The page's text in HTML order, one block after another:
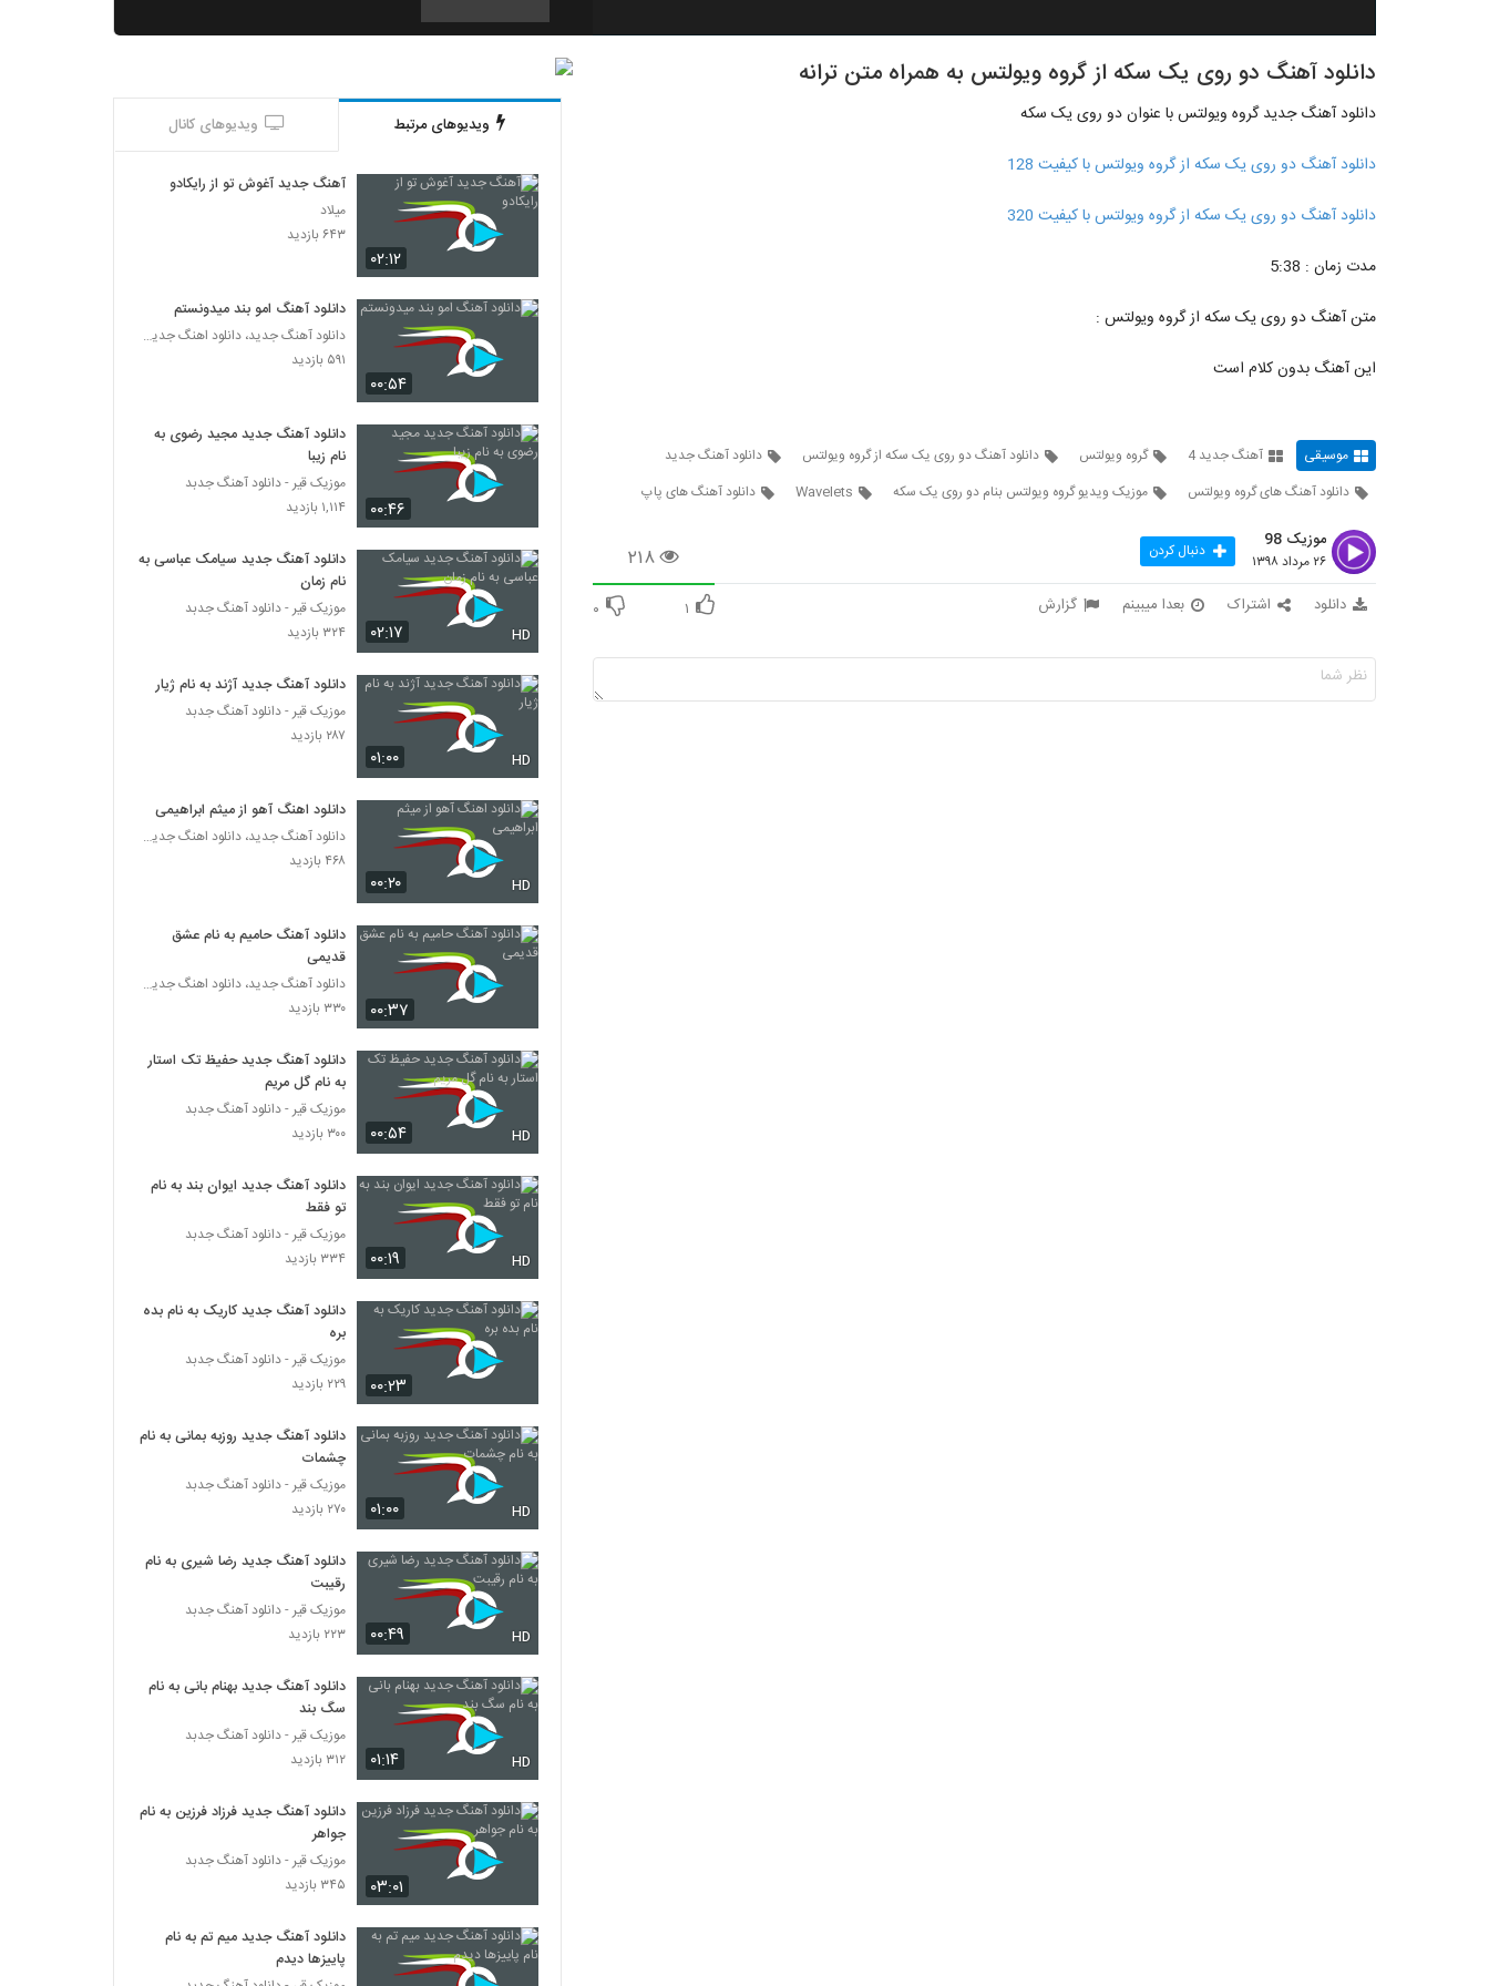
5690
آهنگ علیبی بنام محکم (به همراه رض)
دانلود آهنگ بهزاد لیتو طول میکشه تایپ (به
همراه ویلسون)
۳۹۸ بازدید
موزیک زیبای ضد ضربه(به همراه پیشرو) از میلاد
اس
آهنگ شاهین سلیمانی بنام صبوری
۲۲۵ بازدید
Javad Shaygan Harfaye Bachegoone
۲۴۰ بازدید
موزیک زیبای مغرور لعنتی از هادی قاسمی
دانلود آهنگ جدید و زیبای بهادر طوافچیان با نام
تو یار منی
۲۴۷ بازدید
۲۳۹ بازدید
موزیک زیبای جان جانان از امیرحسین اسماعیلی
۲۸۵ بازدید
حامد غفاری آهنگ یه تنه
۲۶۹ بازدید
نام شوخی نکن
۲۳۰ بازدید
محسن رهام آهنگ رسم عاشقی
۲۶۱ بازدید
آهنگ غربت از بیژن نظری(پاپ)
۳۴۰ بازدید
دانلود آهنگ ریسمان همه چی رو نرومه (به
همراه مصداق)
۲۳۱ بازدید
دانلود آهنگ طول میکشه تایپ (به همراه لیتو)
از ویلسون
۲۵۴ بازدید
موزیک زیبای کجایی دادا (به همراه خلوت) از
شایع
۶۳۶ بازدید
دانلود آهنگ شل تکون (به همراه تیک تاک) از
سپهر خلسه
۴۰۷ بازدید
آهنگ 2 سال (به همراه اکتاو) از سیجل(پاپ)
۲۶۰ بازدید
اکتاو آهنگ 2 سال (به همراه سیجل)
موزیک زیبای یه بار (به همراه شایع) از یاسین
ترکی
۳۳۴ بازدید
دانلود آهنگ جدید و زیبای شایع با نام یه بار (به
همراه یاسین ترکی)
دانلود آهنگ دو روی یک سکه از گروه ویولتس به همراه متن ترانه
دانلود آهنگ جدید گروه ویولتس با عنوان دو روی یک سکه
دانلود آهنگ دو روی یک سکه از گروه ویولتس با کیفیت 128
دانلود آهنگ دو روی یک سکه از گروه ویولتس با کیفیت 320
مدت زمان : 5:38
متن آهنگ دو روی یک سکه از گروه ویولتس :
این آهنگ بدون کلام است
موسیقی آهنگ جدید 4 گروه ویولتس دانلود آهنگ دو روی یک سکه از گروه ویولتس
دانلود آهنگ جدید
دانلود آهنگ های گروه ویولتس
موزیک ویدیو گروه ویولتس بنام دو روی یک سکه Wavelets دانلود آهنگ های پاپ
۲۱۸
موزیک 98
۲۶ مرداد ۱۳۹۸ دنبال کردن
دانلود اشتراک بعدا میبینم گزارش ۱ ۰
ویدیوهای مرتبط ویدیوهای کانال
۰۲:۱۲
آهنگ جدید آغوش تو از رایکادو
میلاد
۶۴۳ بازدید
۰۰:۵۴
دانلود آهنگ امو بند میدونستم
دانلود آهنگ جدید، دانلود اهنگ جدید ایرانی
۵۹۱ بازدید
۰۰:۴۶
دانلود آهنگ جدید مجید رضوی به
نام زیبا
موزیک قیر - دانلود آهنگ جدبد
۱,۱۱۴ بازدید
۰۲:۱۷ HD
دانلود آهنگ جدید سیامک عباسی به
نام زمان
موزیک قیر - دانلود آهنگ جدبد
۳۲۴ بازدید
۰۱:۰۰ HD
دانلود آهنگ جدید آژند به نام ژیار
موزیک قیر - دانلود آهنگ جدبد
۲۸۷ بازدید
۰۰:۲۰ HD
دانلود اهنگ آهو از میثم ابراهیمی
دانلود آهنگ جدید، دانلود اهنگ جدید ایرانی
۴۶۸ بازدید
۰۰:۳۷
دانلود آهنگ حامیم به نام عشق
قدیمی
دانلود آهنگ جدید، دانلود اهنگ جدید ایرانی
۳۳۰ بازدید
۰۰:۵۴ HD
دانلود آهنگ جدید حفیظ تک استار
به نام گل مریم
موزیک قیر - دانلود آهنگ جدبد
۳۰۰ بازدید
۰۰:۱۹ HD
دانلود آهنگ جدید ایوان بند به نام
تو فقط
موزیک قیر - دانلود آهنگ جدبد
۳۳۴ بازدید
۰۰:۲۳
دانلود آهنگ جدید کاریک به نام بده
بره
موزیک قیر - دانلود آهنگ جدبد
۲۲۹ بازدید
۰۱:۰۰ HD
دانلود آهنگ جدید روزبه بمانی به نام
چشمات
موزیک قیر - دانلود آهنگ جدبد
۲۷۰ بازدید
۰۰:۴۹ HD
دانلود آهنگ جدید رضا شیری به نام
رقیبت
موزیک قیر - دانلود آهنگ جدبد
۲۲۳ بازدید
۰۱:۱۴ HD
دانلود آهنگ جدید بهنام بانی به نام
سگ بند
موزیک قیر - دانلود آهنگ جدبد
۳۱۲ بازدید
۰۳:۰۱
دانلود آهنگ جدید فرزاد فرزین به نام
جواهر
موزیک قیر - دانلود آهنگ جدبد
۳۴۵ بازدید
دانلود آهنگ جدید میم تم به نام
پاییزها دیدم